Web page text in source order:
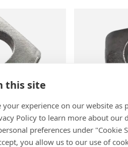
this site
your experience on our website as
Policy to learn more about our
preferences under "Cookie
you allow us to our use of
A BN 808 |
端子用连接